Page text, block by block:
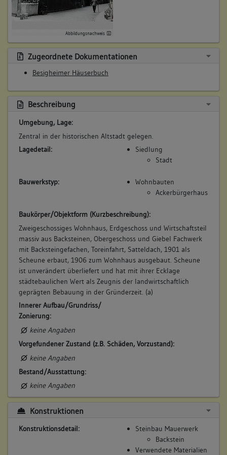
(1587 - 1628)
Bemerkung Familie:
Bemerkung Besitz:
zinst
Beschreibung:
Garten
Beruf / Amt / Titel:
keiner
Betroffene Gebäudeteile:
Garten
(1628 - 1901)
Bemerkung Besitz:
zinst
Beschreibung:
Garten
Beruf / Amt / Titel:
keiner
Betroffene Gebäudeteile:
Garten
(1901)
Bemerkung Familie:
Bemerkung Besitz:
besitzt
Scheuer
Abbildungsnachweis
Zugeordnete Dokumentationen
Besigheimer Häuserbuch
Beschreibung
Umgebung, Lage:
Zentral in der historischen Altstadt gelegen.
Lagedetail:
Siedlung
Stadt
Bauwerkstyp:
Wohnbauten
Ackerbürgerhaus
Baukörper/Objektform (Kurzbeschreibung):
Zweigeschossiges Wohnhaus, Erdgeschoss und Wirtschaftsteil
massiv aus Backsteinen, Obergeschoss und Giebel Fachwerk
mit Backsteingefachen, Toreinfahrt, Satteldach, 1901 als
Scheune erbaut, 1906 zum Wohnhaus ausgebaut. Scheune
ist unverändert überliefert und hat mit ihrer Ecklage
städtebaulichen Wert als Zeugnis der landwirtschaftlich
geprägten Bebauung in der Gründerzeit. (a)
Innerer Aufbau/Grundriss/
Zonierung:
keine Angaben
Vorgefundener Zustand (z.B. Schäden, Vorzustand):
keine Angaben
Bestand/Ausstattung:
keine Angaben
Konstruktionen
Konstruktionsdetail:
Steinbau Mauerwerk
Backstein
Verwendete Materialien